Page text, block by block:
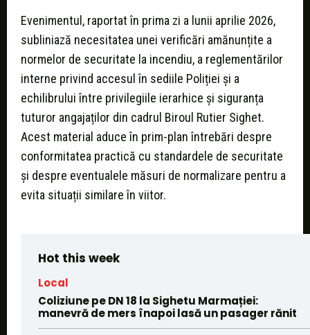
Evenimentul, raportat în prima zi a lunii aprilie 2026,
subliniază necesitatea unei verificări amănunțite a
normelor de securitate la incendiu, a reglementărilor
interne privind accesul în sediile Poliției și a
echilibrului între privilegiile ierarhice și siguranța
tuturor angajaților din cadrul Biroul Rutier Sighet.
Acest material aduce în prim-plan întrebări despre
conformitatea practică cu standardele de securitate
și despre eventualele măsuri de normalizare pentru a
evita situații similare în viitor.
Hot this week
Local
Coliziune pe DN 18 la Sighetu Marmației:
manevră de mers înapoi lasă un pasager rănit